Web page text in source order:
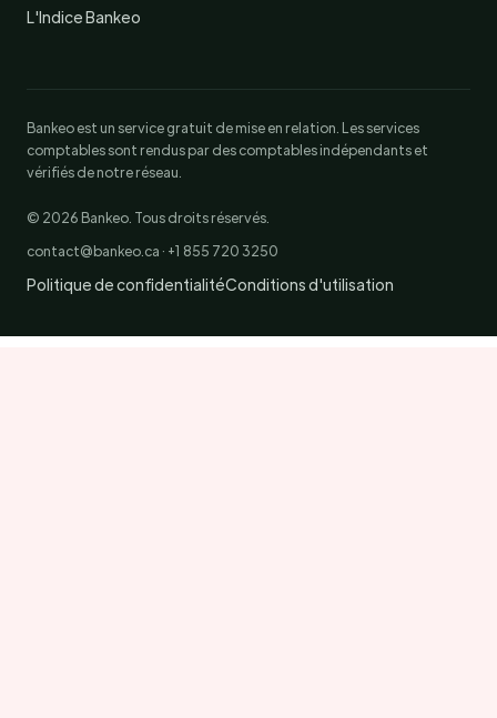
L'Indice Bankeo
Bankeo est un service gratuit de mise en relation. Les services
comptables sont rendus par des comptables indépendants et
vérifiés de notre réseau.
© 2026 Bankeo. Tous droits réservés.
contact@bankeo.ca · +1 855 720 3250
Politique de confidentialitéConditions d'utilisation